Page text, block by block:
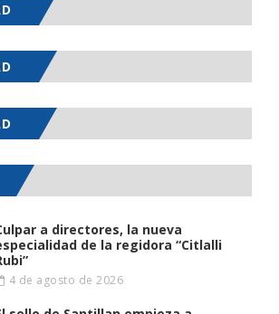
a directores, la nueva
de la regidora “Citlalli
4 de agosto de 2026